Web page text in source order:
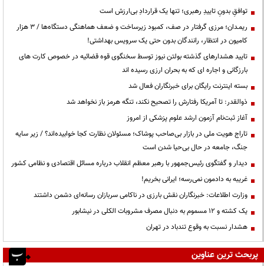
توافقِ بدونِ تاییدِ رهبری؛ تنها یک قراردادِ بی‌ارزش است
ریمـدان؛ مرزی گرفتار در صف، کمبود زیرساخت و ضعف هماهنگی دستگاه‌ها / ۳ هزار
کامیون در انتظار، رانندگان بدون حتی یک سرویس بهداشتی!
تایید هشدارهای گذشته بولتن نیوز توسط سخنگوی قوه قضائیه در خصوص کارت های
بارزگانی و اجاره ای که به بحران ارزی رسیده اند
بسته اینترنت رایگان برای خبرنگاران فعال شد
ذوالقدر: تا آمریکا رفتارش را تصحیح نکند، تنگه هرمز باز نخواهد شد
آغاز ثبت‌نام آزمون ارشد علوم پزشکی از امروز
تاراج هویت ملی در بازار بی‌صاحب پوشاک؛ مسئولان نظارت کجا خوابیده‌اند؟ / زیر سایه
جنگ، جامعه در حال بی‌حیا شدن است
دیدار و گفتگوی رئیس‌جمهور با رهبر معظم انقلاب درباره مسائل اقتصادی و نظامی کشور
غریبه به دادمون نمی‌رسه؛ ایرانی بخریم!
وزارت اطلاعات: خبرنگاران نقش بارزی در ناکامی سربازان رسانه‌ای دشمن داشتند
یک کشته و ۱۲ مسموم به دنبال مصرف مشروبات الکلی در نیشابور
هشدار نسبت به وقوع تندباد در تهران
پربحث ترین عناوین